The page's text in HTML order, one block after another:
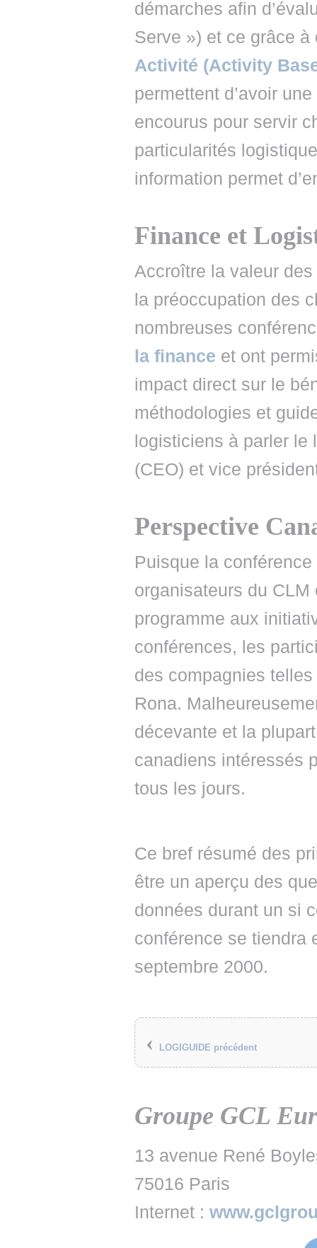
démarches afin
Serve ») et ce grâce
Activité (Activity
permettent d’avoir
encourus pour servir
particularités
information permet
Finance et
Accroître la valeur
la préoccupation des
nombreuses
la finance et ont
impact direct sur le
méthodologies et
logisticiens à parler le
(CEO) et vice
Perspective
Puisque la
organisateurs du
programme aux
conférences, les
des compagnies
Rona.
décevante et la
canadiens intéressés
tous les jours.
Ce bref résumé des
être un aperçu des
données durant un si
conférence se tiendra
septembre 2000.
‹ LOGIGUIDE précédent
Groupe GCL
13 avenue René
75016 Paris
Internet :